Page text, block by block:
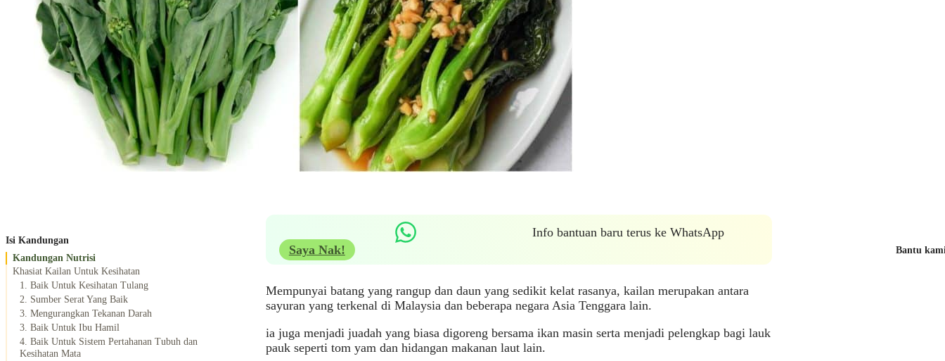
Isi Kandungan
Kandungan Nutrisi
Khasiat Kailan Untuk Kesihatan
1. Baik Untuk Kesihatan Tulang
2. Sumber Serat Yang Baik
3. Mengurangkan Tekanan Darah
3. Baik Untuk Ibu Hamil
4. Baik Untuk Sistem Pertahanan Tubuh dan
Kesihatan Mata
Info bantuan baru terus ke WhatsApp
Saya Nak!
Mempunyai batang yang rangup dan daun yang sedikit kelat rasanya, kailan merupakan antara
sayuran yang terkenal di Malaysia dan beberapa negara Asia Tenggara lain.
ia juga menjadi juadah yang biasa digoreng bersama ikan masin serta menjadi pelengkap bagi lauk
pauk seperti tom yam dan hidangan makanan laut lain.
Bantu